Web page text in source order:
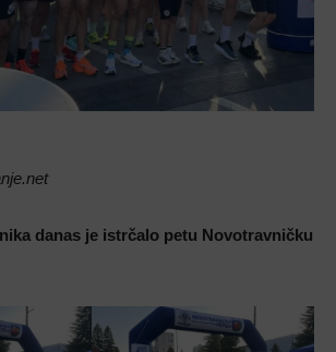
danas je istrčalo petu Novotravničku